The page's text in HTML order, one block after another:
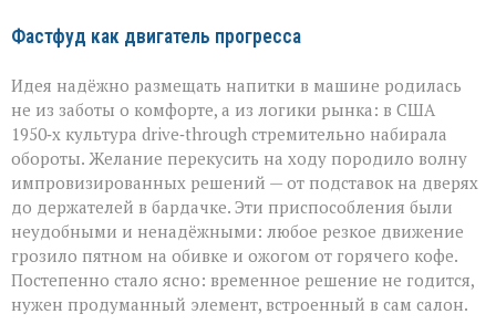
Фастфуд как двигатель прогресса
Идея надёжно размещать напитки в машине родилась
не из заботы о комфорте, а из логики рынка: в США
1950‑х культура drive‑through стремительно набирала
обороты. Желание перекусить на ходу породило волну
импровизированных решений — от подставок на дверях
до держателей в бардачке. Эти приспособления были
неудобными и ненадёжными: любое резкое движение
грозило пятном на обивке и ожогом от горячего кофе.
Постепенно стало ясно: временное решение не годится,
нужен продуманный элемент, встроенный в сам салон.